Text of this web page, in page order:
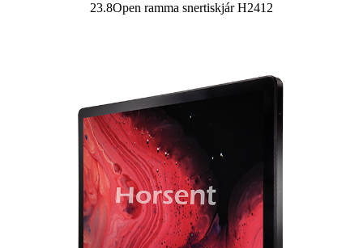
23.8Open ramma snertiskjár H2412